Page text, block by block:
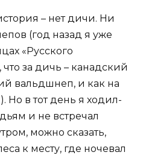
– нет дичи. Ни
(год назад я уже
«Русского
за дичь – канадский
вальдшнеп, и как на
Но в тот день я ходил-
и не встречал
можно сказать,
к месту, где ночевал